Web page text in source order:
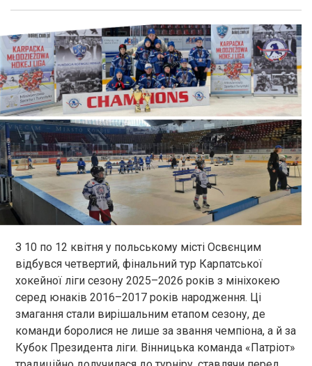
З 10 по 12 квітня у польському місті Освєнцим
відбувся четвертий, фінальний тур Карпатської
хокейної ліги сезону 2025–2026 років з мініхокею
серед юнаків 2016–2017 років народження. Ці
змагання стали вирішальним етапом сезону, де
команди боролися не лише за звання чемпіона, а й за
Кубок Президента ліги. Вінницька команда «Патріот»